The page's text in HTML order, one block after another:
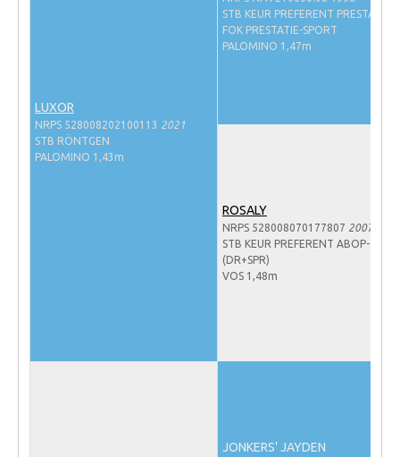
Late Veulenkeuring
Wereldkampioenschap Jonge Paarden
LUXOR
NRPS 528008202100113 2021
STB RÖNTGEN
PALOMINO 1,43m
STB KEUR PREFERENT PRESTATIE-
FOK PRESTATIE-SPORT
PALOMINO 1,47m
ROSALY
NRPS 528008070177807 2007
STB KEUR PREFERENT ABOP-
(DR+SPR)
VOS 1,48m
JONKERS' JAYDEN